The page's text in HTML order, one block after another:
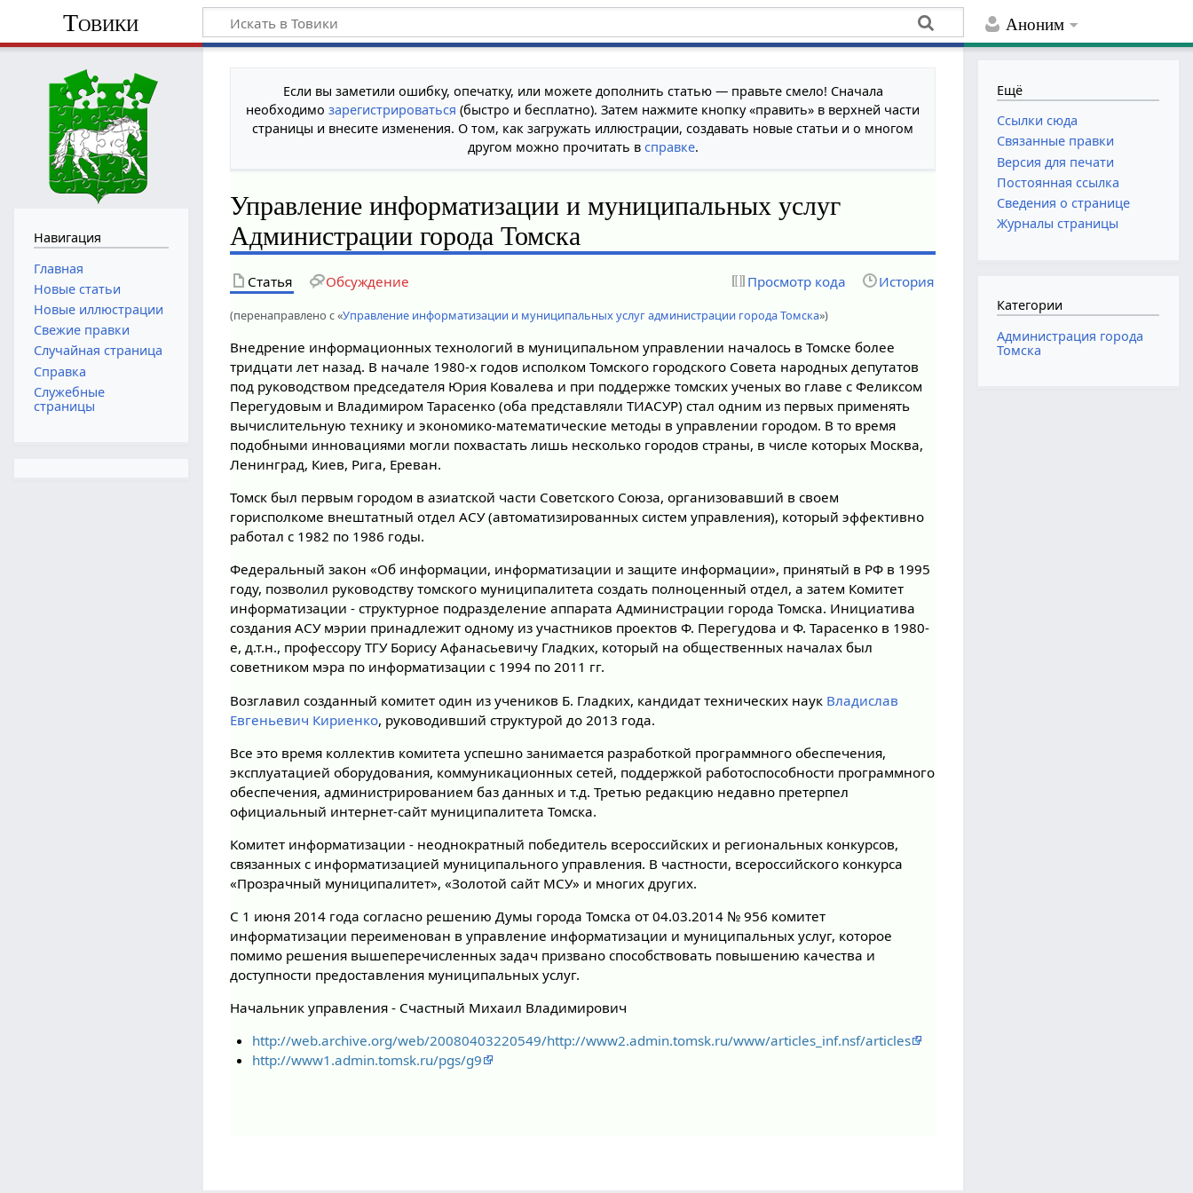
Аноним
Товики
Если вы заметили ошибку, опечатку, или можете дополнить статью — правьте смело! Сначала
необходимозарегистрироваться (быстро и бесплатно). Затем нажмите кнопку «править» в верхней части
страницы и внесите изменения. О том, как загружать иллюстрации, создавать новые статьи и о многом
другом можно прочитать в справке.
Управление информатизации и муниципальных услуг
Администрации города Томска
Статья Обсуждение Просмотр кода История
(перенаправлено с «Управление информатизации и муниципальных услуг администрации города Томска»)
Внедрение информационных технологий в муниципальном управлении началось в Томске более
тридцати лет назад. В начале 1980-х годов исполком Томского городского Совета народных депутатов
под руководством председателя Юрия Ковалева и при поддержке томских ученых во главе с Феликсом
Перегудовым и Владимиром Тарасенко (оба представляли ТИАСУР) стал одним из первых применять
вычислительную технику и экономико-математические методы в управлении городом. В то время
подобными инновациями могли похвастать лишь несколько городов страны, в числе которых Москва,
Ленинград, Киев, Рига, Ереван.
Томск был первым городом в азиатской части Советского Союза, организовавший в своем
горисполкоме внештатный отдел АСУ (автоматизированных систем управления), который эффективно
работал с 1982 по 1986 годы.
Федеральный закон «Об информации, информатизации и защите информации», принятый в РФ в 1995
году, позволил руководству томского муниципалитета создать полноценный отдел, а затем Комитет
информатизации - структурное подразделение аппарата Администрации города Томска. Инициатива
создания АСУ мэрии принадлежит одному из участников проектов Ф. Перегудова и Ф. Тарасенко в 1980-
е, д.т.н., профессору ТГУ Борису Афанасьевичу Гладких, который на общественных началах был
советником мэра по информатизации с 1994 по 2011 гг.
Возглавил созданный комитет один из учеников Б. Гладких, кандидат технических наук Владислав
Евгеньевич Кириенко, руководивший структурой до 2013 года.
Все это время коллектив комитета успешно занимается разработкой программного обеспечения,
эксплуатацией оборудования, коммуникационных сетей, поддержкой работоспособности программного
обеспечения, администрированием баз данных и т.д. Третью редакцию недавно претерпел
официальный интернет-сайт муниципалитета Томска.
Комитет информатизации - неоднократный победитель всероссийских и региональных конкурсов,
связанных с информатизацией муниципального управления. В частности, всероссийского конкурса
«Прозрачный муниципалитет», «Золотой сайт МСУ» и многих других.
С 1 июня 2014 года согласно решению Думы города Томска от 04.03.2014 № 956 комитет
информатизации переименован в управление информатизации и муниципальных услуг, которое
помимо решения вышеперечисленных задач призвано способствовать повышению качества и
доступности предоставления муниципальных услуг.
Начальник управления - Счастный Михаил Владимирович
http://web.archive.org/web/20080403220549/http://www2.admin.tomsk.ru/www/articles_inf.nsf/articles
http://www1.admin.tomsk.ru/pgs/g9
Навигация
Главная
Новые статьи
Новые иллюстрации
Свежие правки
Случайная страница
Справка
Служебные
страницы
Ещё
Ссылки сюда
Связанные правки
Версия для печати
Постоянная ссылка
Сведения о странице
Журналы страницы
Категории
Администрация города
Томска